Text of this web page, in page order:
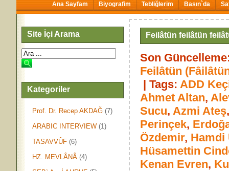
Ana Sayfam Biyografim Tebliğlerim Basın`da
Site İçi Arama
Kategoriler
Prof. Dr. Recep AKDAĞ (7)
ARABIC INTERVIEW (1)
TASAVVÛF (6)
HZ. MEVLÂNÂ (4)
Feilâtün feilâtün
Son
Feilâtün
|Tags:ADD
Ahmet Altan,
Sucu,Azmi Ateş
Perinçek,
Özdemir, Hamdi
Hüsamettin
Kenan Evren,